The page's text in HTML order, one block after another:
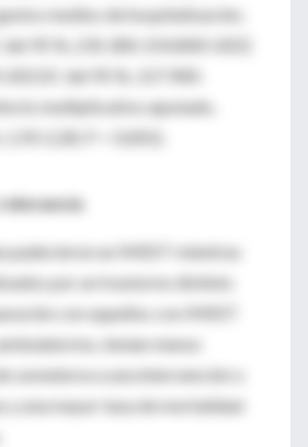
medios de hospitalización,
del 95 %, 235.300-254.800 USD]
[IC del 95 %, 127.900-
multiplicativo ajustado,
1,93-2,28; P < 0,001).
padecieron un IMEST mientras
por un trastorno distinto
con aquellos con IMEST
tenían menos
someterse a una intervención o
y una mayor tasa de mortalidad